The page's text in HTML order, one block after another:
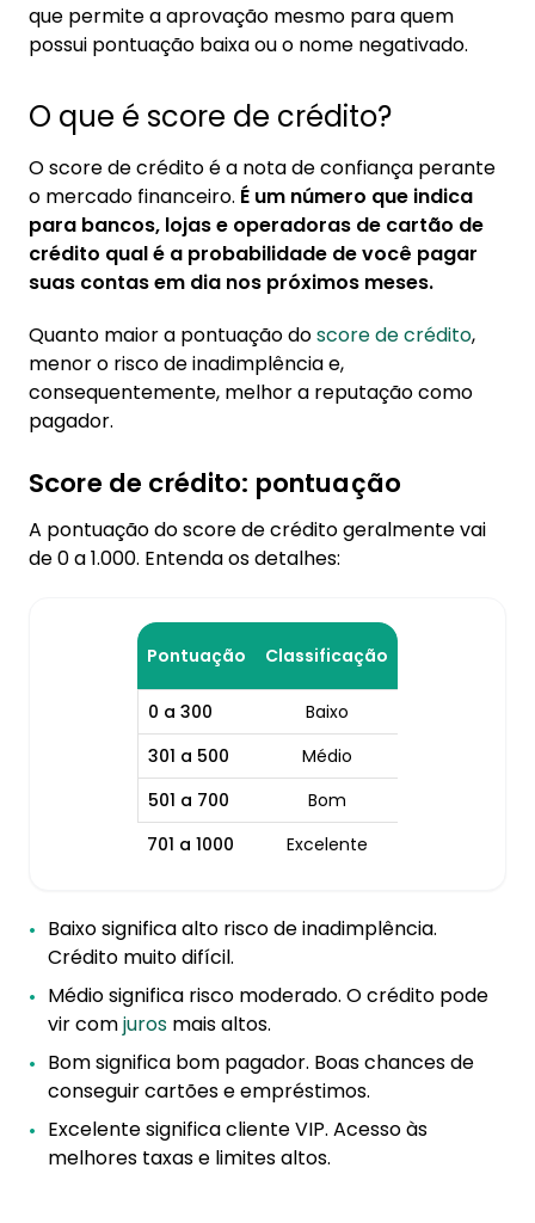
3.1. Quando o consignado prejudica o score?
5. Como contratar empréstimo consignado
que permite a aprovação mesmo para quem
possui pontuação baixa ou o nome negativado.
O que é score de crédito?
O score de crédito é a nota de confiança perante
o mercado financeiro. É um número que indica
para bancos, lojas e operadoras de cartão de
crédito qual é a probabilidade de você pagar
suas contas em dia nos próximos meses.
Quanto maior a pontuação doscore de crédito,
menor o risco de inadimplência e,
consequentemente, melhor a reputação como
pagador.
Score de crédito: pontuação
A pontuação do score de crédito geralmente vai
de 0 a 1.000. Entenda os detalhes:
Pontuação Classificação
0 a 300
Baixo
301 a 500
Médio
501 a 700
Bom
701 a 1000
Excelente
Baixo significa alto risco de inadimplência.
Crédito muito difícil.
Médio significa risco moderado. O crédito pode
vir comjuros mais altos.
Bom significa bom pagador. Boas chances de
conseguir cartões e empréstimos.
Excelente significa cliente VIP. Acesso às
melhores taxas e limites altos.